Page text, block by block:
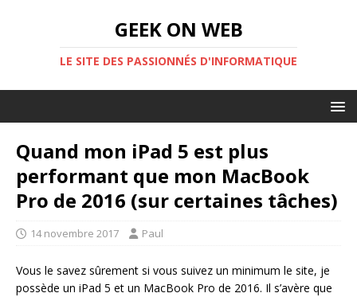
GEEK ON WEB
LE SITE DES PASSIONNÉS D'INFORMATIQUE
Quand mon iPad 5 est plus
performant que mon MacBook
Pro de 2016 (sur certaines tâches)
14 novembre 2017 Paul
Vous le savez sûrement si vous suivez un minimum le site, je
possède un iPad 5 et un MacBook Pro de 2016. Il s’avère que